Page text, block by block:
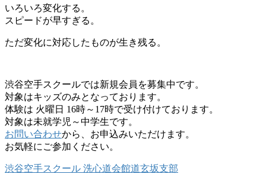
いろいろ変化する。
スピードが早すぎる。
ただ変化に対応したものが生き残る。
渋谷空手スクールでは新規会員を募集中です。
対象はキッズのみとなっております。
体験は 火曜日 16時～17時で受け付けております。
対象は未就学児～中学生です。
お問い合わせから、お申込みいただけます。
お気軽にご参加ください。
渋谷空手スクール 洗心道会館道玄坂支部